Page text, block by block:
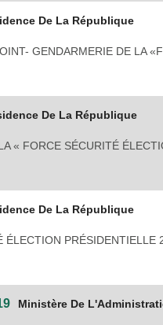
De La République
GENDARMERIE DE LA
De La République
« FORCE SÉCURITÉ
De La République
ÉLECTION PRÉSIDENTIELLE
Ministère De